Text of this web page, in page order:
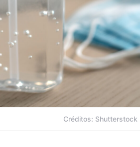
Créditos: Shutterstock